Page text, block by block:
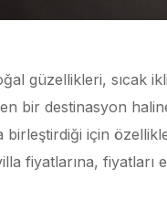
güzellikleri, sıcak
bir destinasyon
için
fiyatlarına,